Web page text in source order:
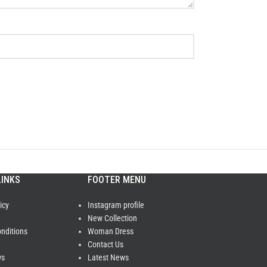
FOOTER MENU
Instagram profile
New Collection
Woman Dress
Contact Us
Latest News